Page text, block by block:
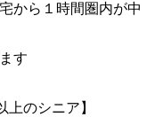
から１時間圏内が中
す
上のシニア】